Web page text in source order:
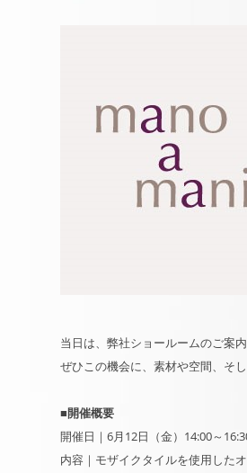
当日は、弊社ショールームのご案
ぜひこの機会に、素材や空間、そ
■開催概要
開催日｜6月12日（金）14:00～
内容｜モザイクタイルを使用した